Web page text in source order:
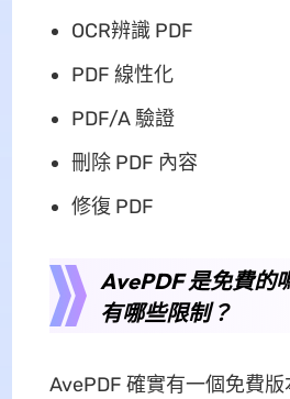
OCR辨識 PDF
PDF 線性化
PDF/A 驗證
刪除 PDF 內容
修復 PDF
AvePDF 是免費的
有哪些限制？
AvePDF 確實有一個免費